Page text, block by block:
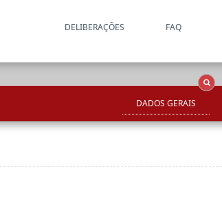
DELIBERAÇÕES FAQ
DADOS GERAIS